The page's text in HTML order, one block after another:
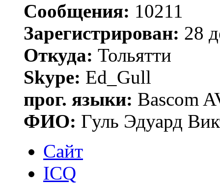
Сообщения: 10211
Зарегистрирован: 28
Откуда: Тольятти
Skype: Ed_Gull
прог. языки: Bascom
ФИО: Гуль Эдуард
Сайт
ICQ